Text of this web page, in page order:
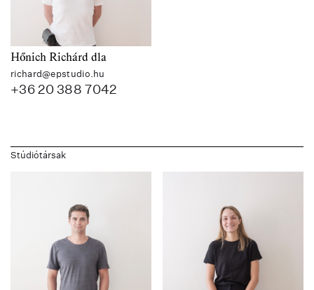
Hőnich Richárd dla
richard@epstudio.hu
+36 20 388 7042
Stúdiótársak